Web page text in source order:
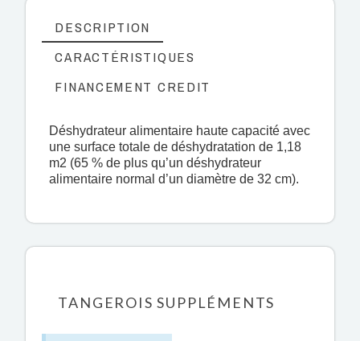
DESCRIPTION
CARACTÉRISTIQUES
FINANCEMENT CREDIT
Déshydrateur alimentaire haute capacité avec
une surface totale de déshydratation de 1,18
m2 (65 % de plus qu’un déshydrateur
alimentaire normal d’un diamètre de 32 cm).
TANGEROIS SUPPLÉMENTS